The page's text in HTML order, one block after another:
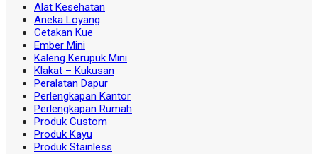
Alat Kesehatan
Aneka Loyang
Cetakan Kue
Ember Mini
Kaleng Kerupuk Mini
Klakat – Kukusan
Peralatan Dapur
Perlengkapan Kantor
Perlengkapan Rumah
Produk Custom
Produk Kayu
Produk Stainless